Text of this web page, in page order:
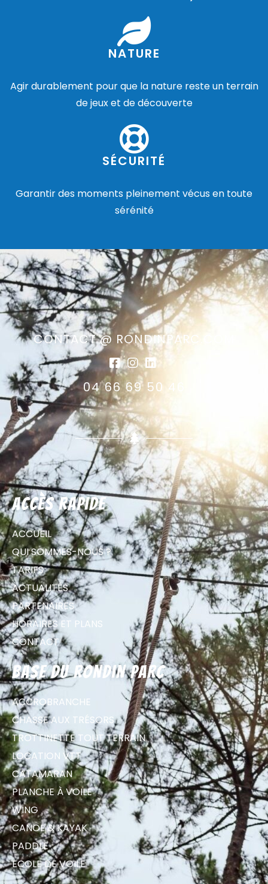
NATURE
Agir durablement pour que la nature reste un terrain
de jeux et de découverte
SÉCURITÉ
Garantir des moments pleinement vécus en toute
sérénité
CONTACT @ RONDINPARC.COM
04 66 69 50 46
Accès rapide
ACCUEIL
QUI SOMMES-NOUS ?
TARIFS
ACTUALITÉS
PARTENAIRES
HORAIRES ET PLANS
CONTACT
Base du Rondin parc
ACCROBRANCHE
CHASSE AUX TRÉSORS
TROTTINETTE TOUT TERRAIN
LOCATION VTT
CATAMARAN
PLANCHE À VOILE
WING
CANOË & KAYAK
PADDLE
ECOLE DE VOILE